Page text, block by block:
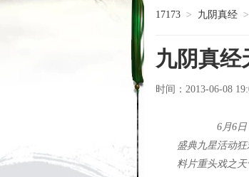
古墓魅影
九阴真
17173 > 九阴真经 >
九阴真经
时间：2013-06-08
6月6日，
盛典九星活动
料片重头戏之天